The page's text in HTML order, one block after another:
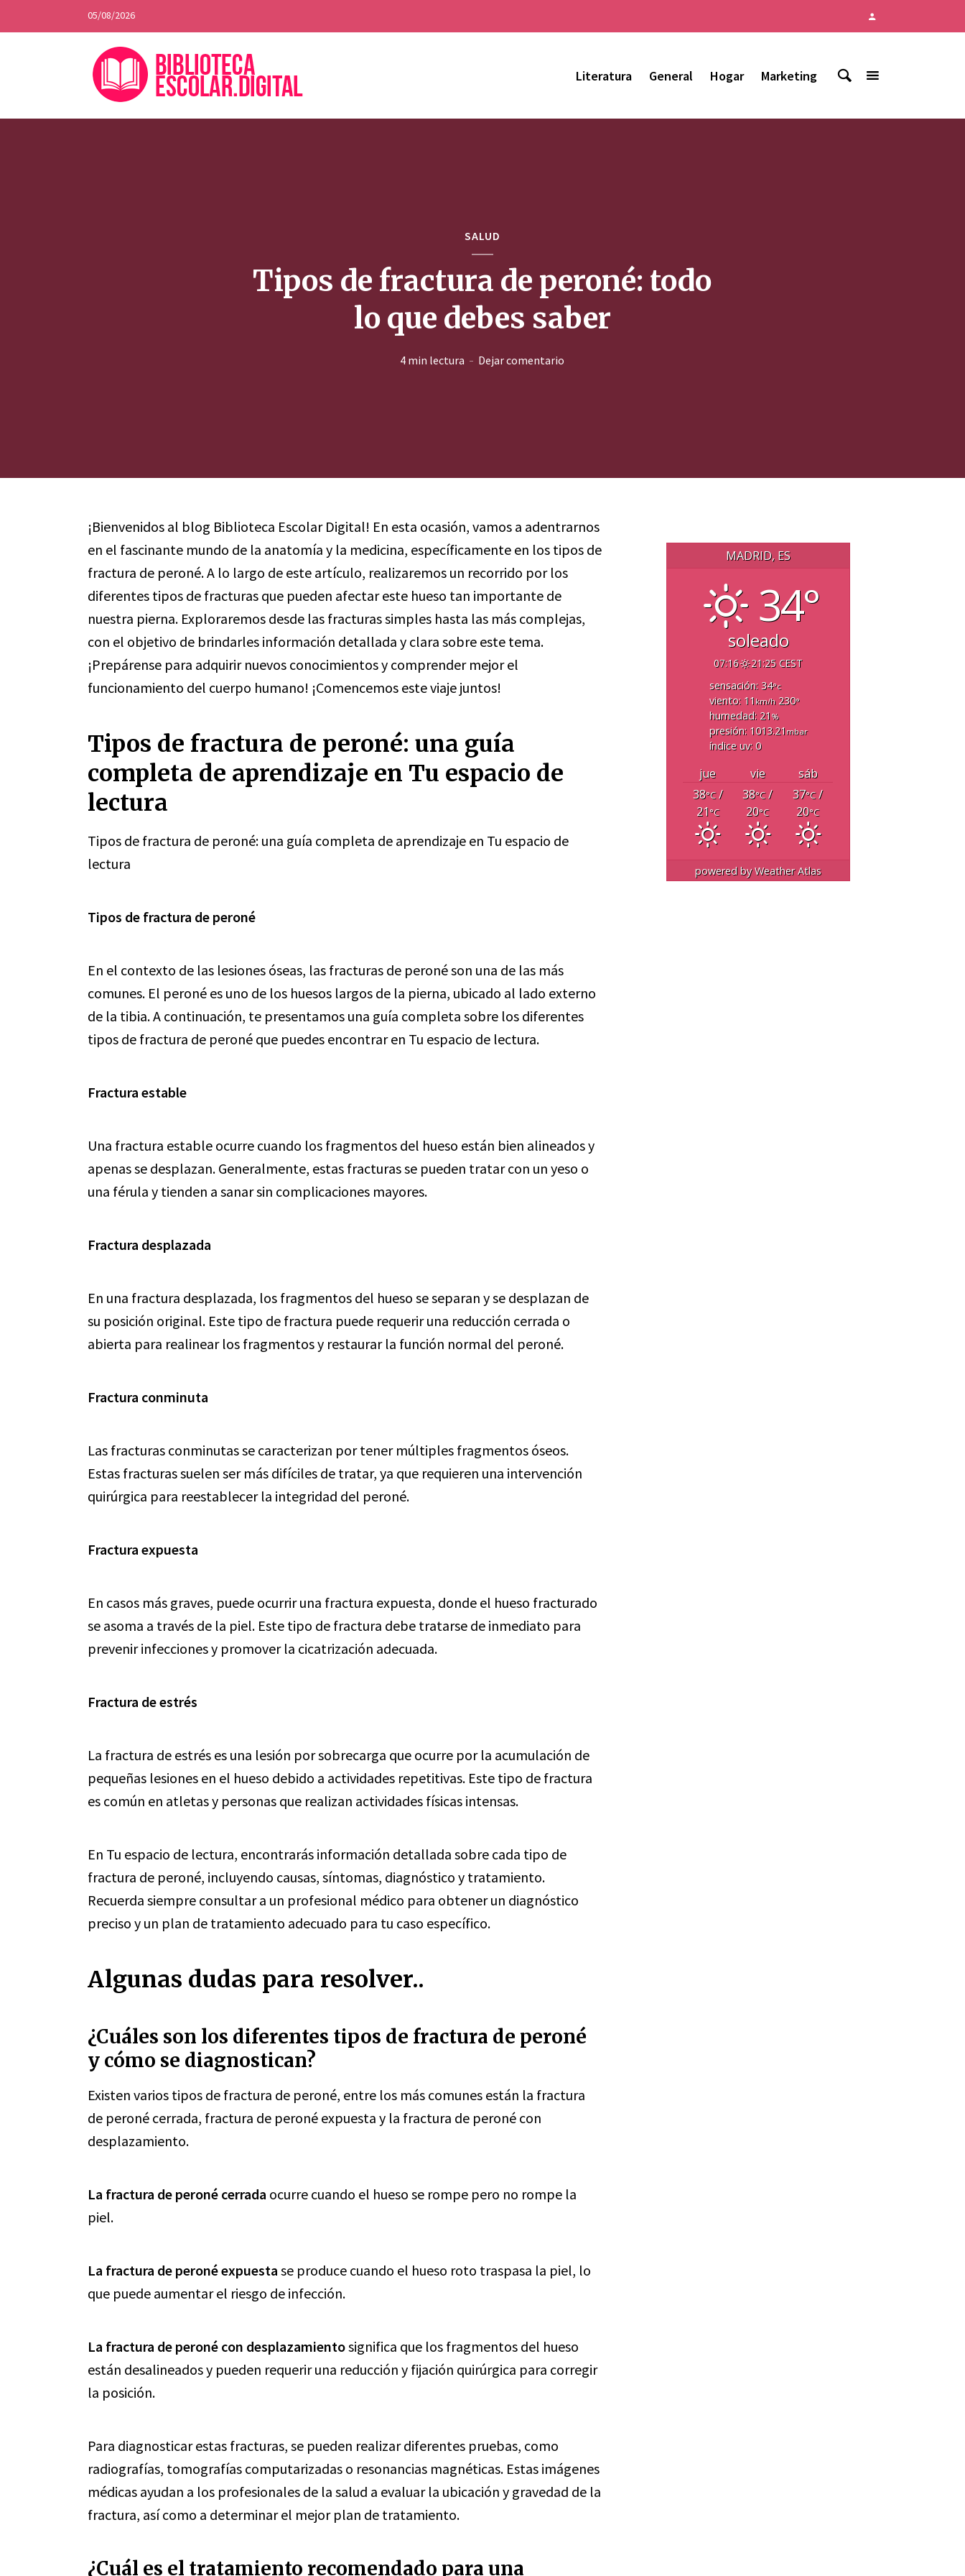
05/08/2026
Literatura General Hogar Marketing
SALUD
Tipos de fractura de peroné: todo
lo que debes saber
4 min lectura Dejar comentario
¡Bienvenidos al blog Biblioteca Escolar Digital! En esta ocasión, vamos a adentrarnos
en el fascinante mundo de la anatomía y la medicina, específicamente en los tipos de
fractura de peroné. A lo largo de este artículo, realizaremos un recorrido por los
diferentes tipos de fracturas que pueden afectar este hueso tan importante de
nuestra pierna. Exploraremos desde las fracturas simples hasta las más complejas,
con el objetivo de brindarles información detallada y clara sobre este tema.
¡Prepárense para adquirir nuevos conocimientos y comprender mejor el
funcionamiento del cuerpo humano! ¡Comencemos este viaje juntos!
Tipos de fractura de peroné: una guía
completa de aprendizaje en Tu espacio de
lectura
Tipos de fractura de peroné: una guía completa de aprendizaje en Tu espacio de
lectura
Tipos de fractura de peroné
En el contexto de las lesiones óseas, las fracturas de peroné son una de las más
comunes. El peroné es uno de los huesos largos de la pierna, ubicado al lado externo
de la tibia. A continuación, te presentamos una guía completa sobre los diferentes
tipos de fractura de peroné que puedes encontrar en Tu espacio de lectura.
Fractura estable
Una fractura estable ocurre cuando los fragmentos del hueso están bien alineados y
apenas se desplazan. Generalmente, estas fracturas se pueden tratar con un yeso o
una férula y tienden a sanar sin complicaciones mayores.
Fractura desplazada
En una fractura desplazada, los fragmentos del hueso se separan y se desplazan de
su posición original. Este tipo de fractura puede requerir una reducción cerrada o
abierta para realinear los fragmentos y restaurar la función normal del peroné.
Fractura conminuta
Las fracturas conminutas se caracterizan por tener múltiples fragmentos óseos.
Estas fracturas suelen ser más difíciles de tratar, ya que requieren una intervención
quirúrgica para reestablecer la integridad del peroné.
Fractura expuesta
En casos más graves, puede ocurrir una fractura expuesta, donde el hueso fracturado
se asoma a través de la piel. Este tipo de fractura debe tratarse de inmediato para
prevenir infecciones y promover la cicatrización adecuada.
Fractura de estrés
La fractura de estrés es una lesión por sobrecarga que ocurre por la acumulación de
pequeñas lesiones en el hueso debido a actividades repetitivas. Este tipo de fractura
es común en atletas y personas que realizan actividades físicas intensas.
En Tu espacio de lectura, encontrarás información detallada sobre cada tipo de
fractura de peroné, incluyendo causas, síntomas, diagnóstico y tratamiento.
Recuerda siempre consultar a un profesional médico para obtener un diagnóstico
preciso y un plan de tratamiento adecuado para tu caso específico.
Algunas dudas para resolver..
¿Cuáles son los diferentes tipos de fractura de peroné
y cómo se diagnostican?
Existen varios tipos de fractura de peroné, entre los más comunes están la fractura
de peroné cerrada, fractura de peroné expuesta y la fractura de peroné con
desplazamiento.
La fractura de peroné cerrada ocurre cuando el hueso se rompe pero no rompe la
piel.
La fractura de peroné expuesta se produce cuando el hueso roto traspasa la piel, lo
que puede aumentar el riesgo de infección.
La fractura de peroné con desplazamientosignifica que los fragmentos del hueso
están desalineados y pueden requerir una reducción y fijación quirúrgica para corregir
la posición.
Para diagnosticar estas fracturas, se pueden realizar diferentes pruebas, como
radiografías, tomografías computarizadas o resonancias magnéticas. Estas imágenes
médicas ayudan a los profesionales de la salud a evaluar la ubicación y gravedad de la
fractura, así como a determinar el mejor plan de tratamiento.
¿Cuál es el tratamiento recomendado para una
MADRID, ES
34°
soleado
07:16
21:25 CEST
sensación: 34°c
viento: 11 km/h230°
humedad: 21 %
presión: 1013.21 mbar
índice uv: 0
jue vie
sáb
38°C/
21°C
38°C/
20°C
37°C/
20°C
powered byWeather Atlas